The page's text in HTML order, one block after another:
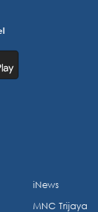
iNews
MNC Trijaya